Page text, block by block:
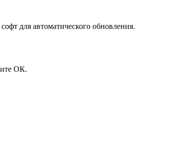
для автоматического обновления.
ОК.